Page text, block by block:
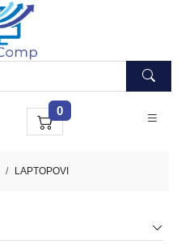
0
LAPTOPOVI